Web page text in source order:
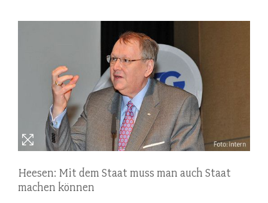
Heesen: Mit dem Staat muss man auch Staat
machen können